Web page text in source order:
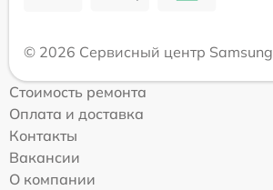
© 2026 Сервисный центр Samsung
Стоимость ремонта
Оплата и доставка
Контакты
Вакансии
О компании